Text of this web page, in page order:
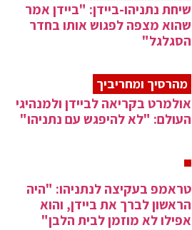
שיחת נתניהו-ביידן: "ביידן אמר
שהוא מצפה לפגוש אותו בחדר
הסגלגל"
מהרסיך ומחריביך
אולמרט בקריאה לביידן ולמנהיגי
העולם: "לא להיפגש עם נתניהו"
טראמפ בעקיצה לנתניהו: "היה
הראשון לברך את ביידן, והוא
אפילו לא מוזמן לבית הלבן"